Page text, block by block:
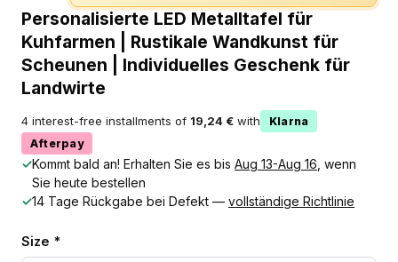
Personalisierte LED Metalltafel für
Kuhfarmen | Rustikale Wandkunst für
Scheunen | Individuelles Geschenk für
Landwirte
4 interest-free installments of 19,24 € with
Klarna
Afterpay
✓Kommt bald an! Erhalten Sie es bis Aug 13-Aug 16 , wenn
Sie heute bestellen
✓14 Tage Rückgabe bei Defekt — vollständige Richtlinie
Size *